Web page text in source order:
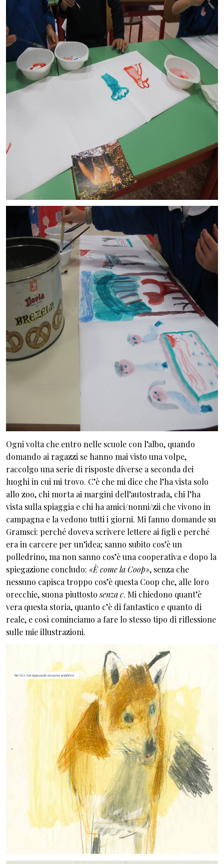
Ogni volta che entro nelle scuole con l’albo, quando
domando ai ragazzi se hanno mai visto una volpe,
raccolgo una serie di risposte diverse a seconda dei
luoghi in cui mi trovo. C’è che mi dice che l’ha vista solo
allo zoo, chi morta ai margini dell’autostrada, chi l’ha
vista sulla spiaggia e chi ha amici/nonni/zii che vivono in
campagna e la vedono tutti i giorni. Mi fanno domande su
Gramsci: perché doveva scrivere lettere ai figli e perché
era in carcere per un’idea; sanno subito cos’è un
polledrino, ma non sanno cos’è una cooperativa e dopo la
spiegazione concludo: «È come la Coop», senza che
nessuno capisca troppo cos’è questa Coop che, alle loro
orecchie, suona piuttostosenza c. Mi chiedono quant’è
vera questa storia, quanto c’è di fantastico e quanto di
reale, e così cominciamo a fare lo stesso tipo di riflessione
sulle mie illustrazioni.